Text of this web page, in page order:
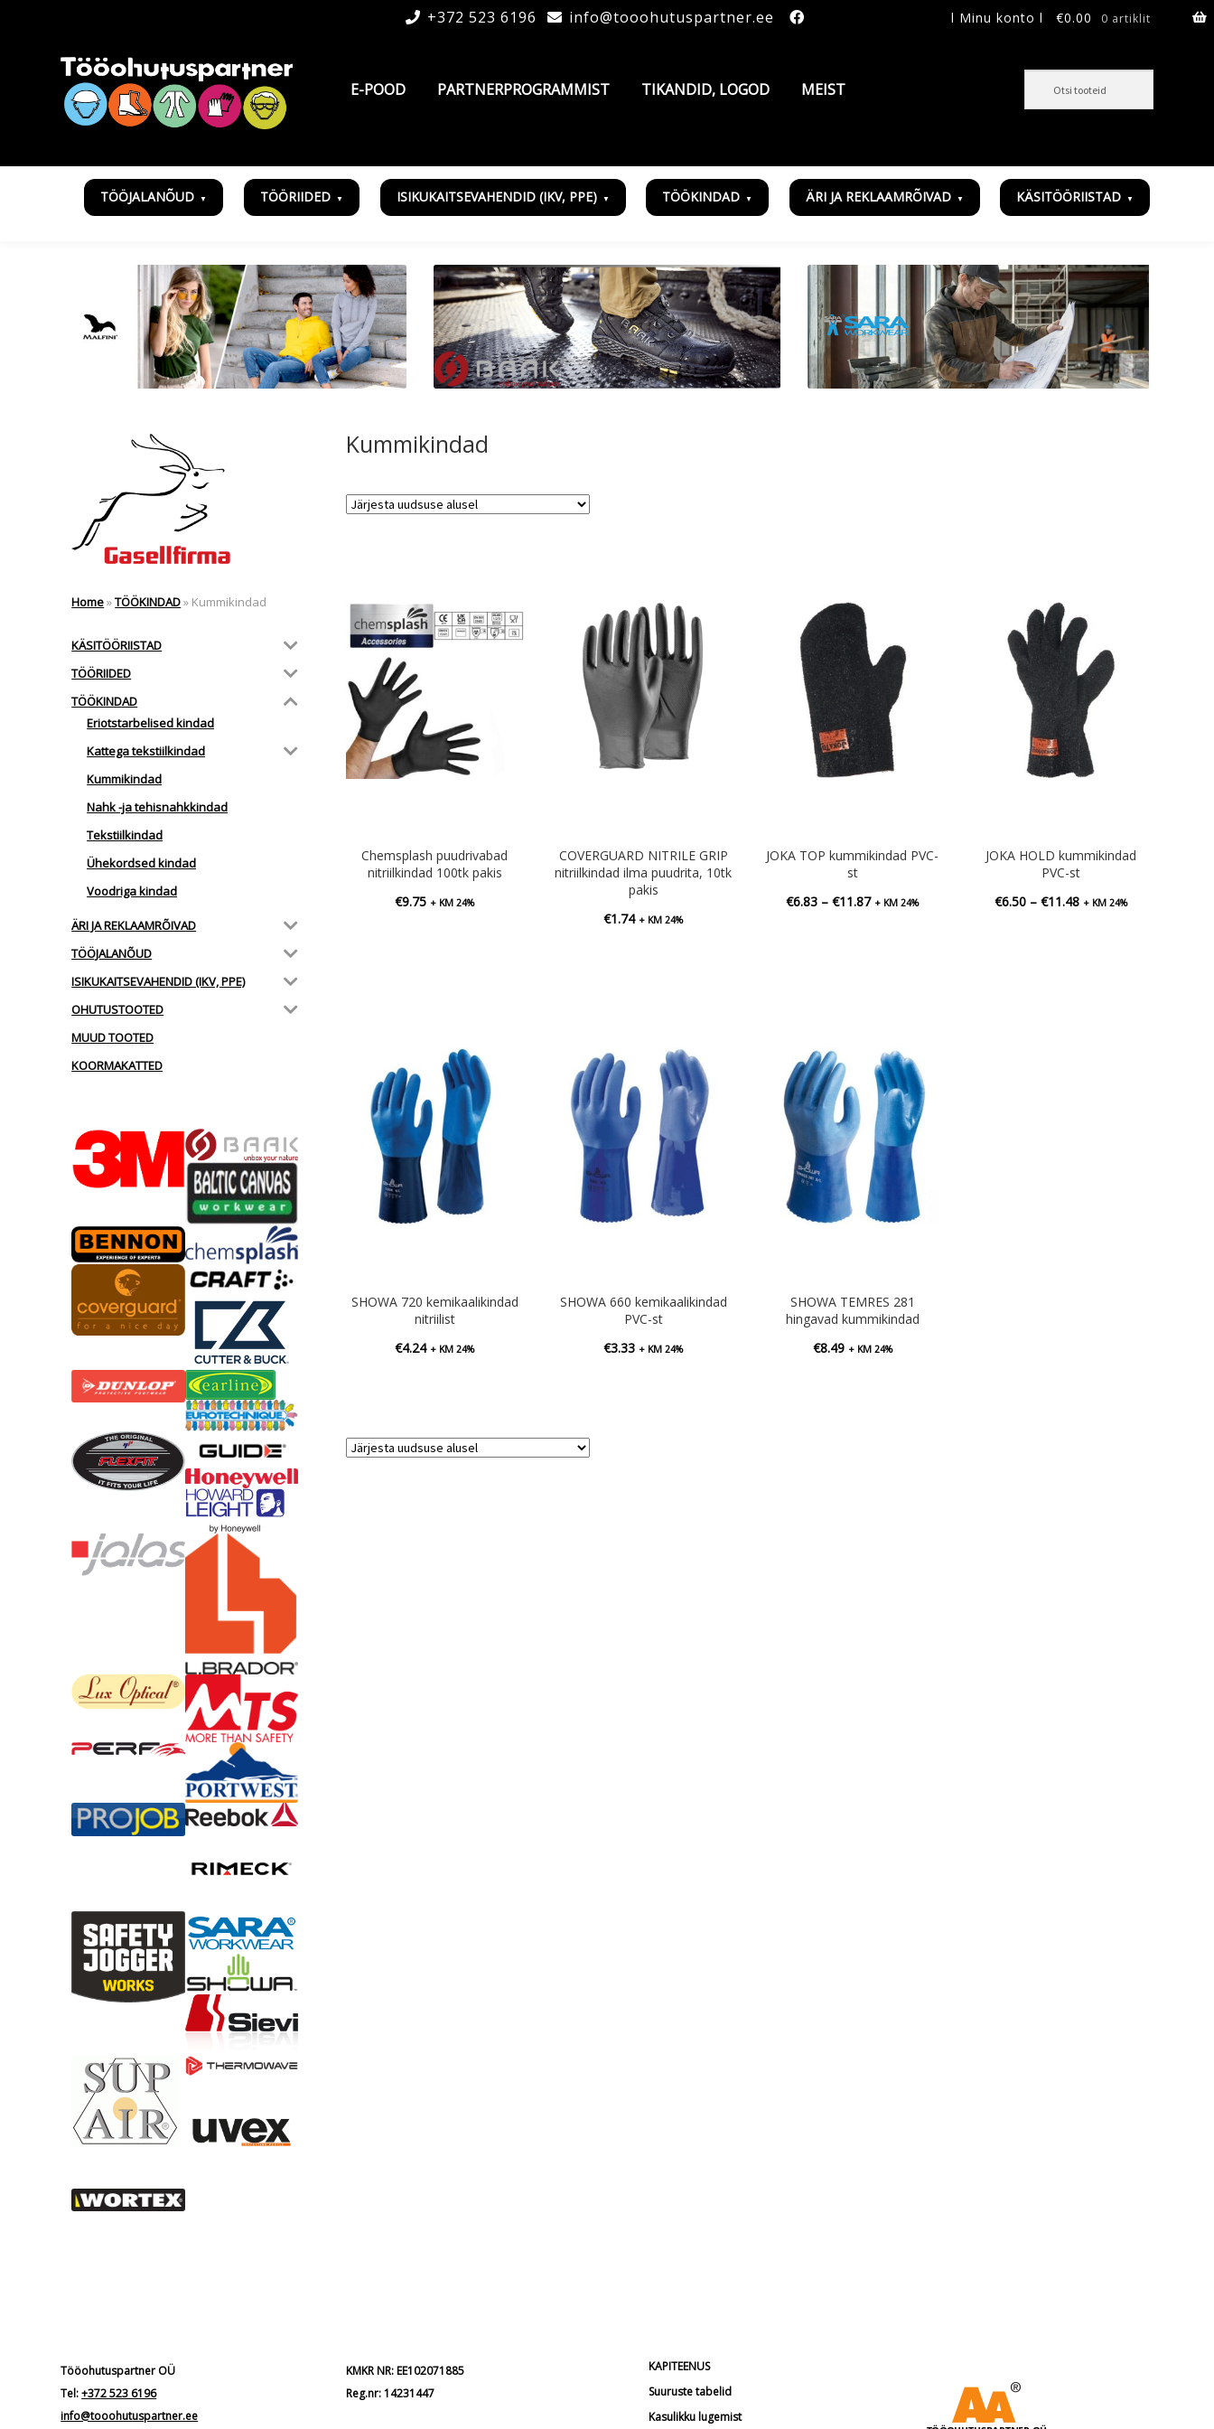
€0.00 0 artiklit
+372 523 6196 info@tooohutuspartner.ee l Minu konto l
E-POOD PARTNERPROGRAMMIST TIKANDID, LOGOD MEIST
TÖÖJALANÕUD TÖÖRIIDED ISIKUKAITSEVAHENDID (IKV, PPE) TÖÖKINDAD ÄRI JA REKLAAMRÕIVAD KÄSITÖÖRIISTAD
Kummikindad
Chemsplash puudrivabad
nitriilkindad 100tk pakis
€9.75 + KM 24%
COVERGUARD NITRILE GRIP
nitriilkindad ilma puudrita, 10tk
pakis
€1.74 + KM 24%
JOKA TOP kummikindad PVC-
st
€6.83 – €11.87Hinnavahemik:
+ KM 24%
JOKA HOLD kummikindad
PVC-st
€6.50 – €11.48Hinnavahemik:
+ KM 24%
SHOWA 720 kemikaalikindad
nitriilist
€4.24 + KM 24%
SHOWA 660 kemikaalikindad
PVC-st
€3.33 + KM 24%
SHOWA TEMRES 281
hingavad kummikindad
€8.49 + KM 24%
Home»TÖÖKINDAD» Kummikindad
KÄSITÖÖRIISTAD
TÖÖRIIDED
TÖÖKINDAD
Eriotstarbelised kindad
Kattega tekstiilkindad
Kummikindad
Nahk -ja tehisnahkkindad
Tekstiilkindad
Ühekordsed kindad
Voodriga kindad
ÄRI JA REKLAAMRÕIVAD
TÖÖJALANÕUD
ISIKUKAITSEVAHENDID (IKV, PPE)
OHUTUSTOOTED
MUUD TOOTED
KOORMAKATTED
Tööohutuspartner OÜ
Tel:+372 523 6196
info@tooohutuspartner.ee
KMKR NR: EE102071885
Reg.nr: 14231447
KAPITEENUS
Suuruste tabelid
Kasulikku lugemist